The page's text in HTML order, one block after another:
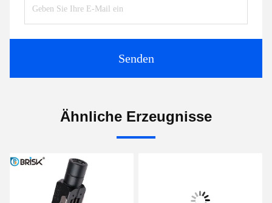
Senden
Ähnliche Erzeugnisse